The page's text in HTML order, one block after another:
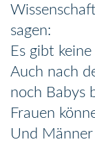
sagen:
Es gibt
Auch nach
noch Babys
Frauen
Und